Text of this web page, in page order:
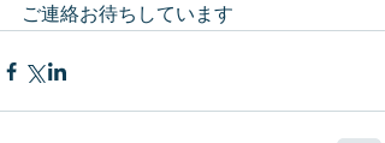
ご連絡お待ちしています